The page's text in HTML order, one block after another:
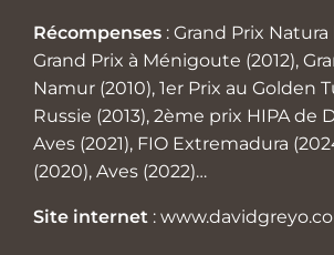
Récompenses : Grand Prix Natura
Grand Prix à Ménigoute (2012),
Namur (2010), 1er Prix au Golden
Russie (2013), 2ème prix HIPA de
Aves (2021), FIO Extremadura
(2020), Aves (2022)…
Site internet :